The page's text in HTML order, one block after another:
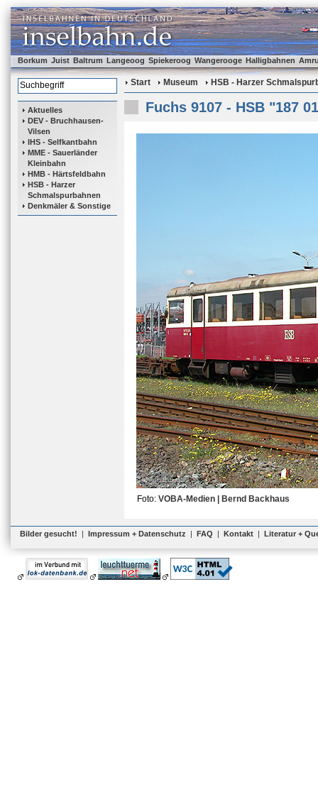
Borkum Juist Baltrum Langeoog Spiekeroog Wangerooge Halligbahnen
Aktuelles
DEV - Bruchhausen-
Vilsen
IHS - Selfkantbahn
MME - Sauerländer
Kleinbahn
HMB - Härtsfeldbahn
HSB - Harzer
Schmalspurbahnen
Denkmäler & Sonstige
Start Museum HSB - Harzer
Fuchs 9107 - HSB "187
Foto: VOBA-Medien | Bernd Backhaus
Bilder gesucht! | Impressum + Datenschutz | FAQ | Kontakt | Literatur +